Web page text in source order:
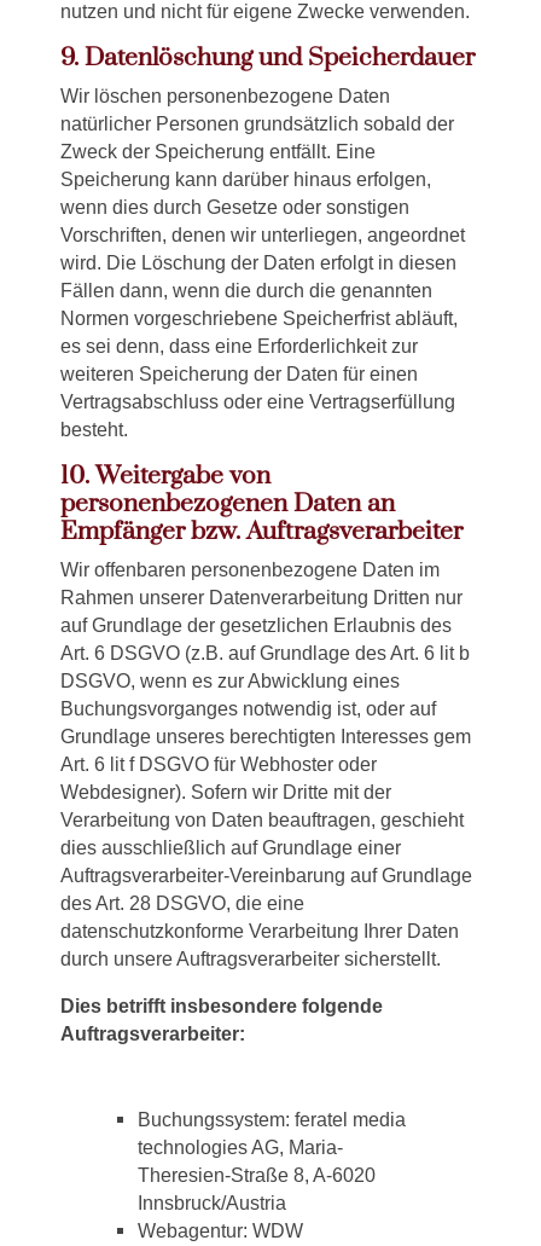
nutzen und nicht für eigene Zwecke verwenden.
9. Datenlöschung und Speicherdauer
Wir löschen personenbezogene Daten
natürlicher Personen grundsätzlich sobald der
Zweck der Speicherung entfällt. Eine
Speicherung kann darüber hinaus erfolgen,
wenn dies durch Gesetze oder sonstigen
Vorschriften, denen wir unterliegen, angeordnet
wird. Die Löschung der Daten erfolgt in diesen
Fällen dann, wenn die durch die genannten
Normen vorgeschriebene Speicherfrist abläuft,
es sei denn, dass eine Erforderlichkeit zur
weiteren Speicherung der Daten für einen
Vertragsabschluss oder eine Vertragserfüllung
besteht.
10. Weitergabe von
personenbezogenen Daten an
Empfänger bzw. Auftragsverarbeiter
Wir offenbaren personenbezogene Daten im
Rahmen unserer Datenverarbeitung Dritten nur
auf Grundlage der gesetzlichen Erlaubnis des
Art. 6 DSGVO (z.B. auf Grundlage des Art. 6 lit b
DSGVO, wenn es zur Abwicklung eines
Buchungsvorganges notwendig ist, oder auf
Grundlage unseres berechtigten Interesses gem
Art. 6 lit f DSGVO für Webhoster oder
Webdesigner). Sofern wir Dritte mit der
Verarbeitung von Daten beauftragen, geschieht
dies ausschließlich auf Grundlage einer
Auftragsverarbeiter-Vereinbarung auf Grundlage
des Art. 28 DSGVO, die eine
datenschutzkonforme Verarbeitung Ihrer Daten
durch unsere Auftragsverarbeiter sicherstellt.
Dies betrifft insbesondere folgende
Auftragsverarbeiter:
Buchungssystem: feratel media
technologies AG, Maria-
Theresien-Straße 8, A-6020
Innsbruck/Austria
Webagentur: WDW